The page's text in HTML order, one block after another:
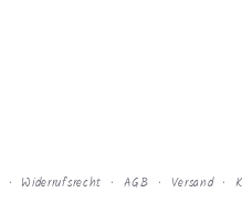
Widerrufsrecht AGB Versand